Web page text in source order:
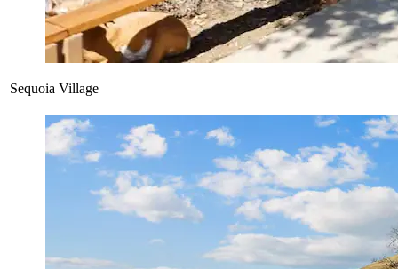
Sequoia Village